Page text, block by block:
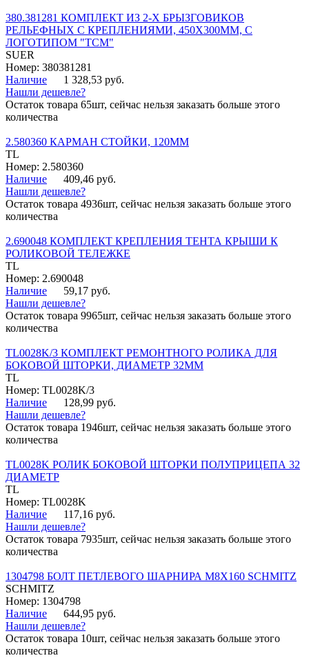
380.381281 КОМПЛЕКТ ИЗ 2-Х БРЫЗГОВИКОВ
РЕЛЬЕФНЫХ С КРЕПЛЕНИЯМИ, 450Х300ММ, С
ЛОГОТИПОМ "ТСМ"
SUER
Номер: 380381281
Наличие
1 328,53 руб.
Нашли дешевле?
Остаток товара 65шт, сейчас нельзя заказать больше этого
количества
2.580360 КАРМАН СТОЙКИ, 120ММ
TL
Номер: 2.580360
Наличие
409,46 руб.
Нашли дешевле?
Остаток товара 4936шт, сейчас нельзя заказать больше этого
количества
2.690048 КОМПЛЕКТ КРЕПЛЕНИЯ ТЕНТА КРЫШИ К
РОЛИКОВОЙ ТЕЛЕЖКЕ
TL
Номер: 2.690048
Наличие
59,17 руб.
Нашли дешевле?
Остаток товара 9965шт, сейчас нельзя заказать больше этого
количества
TL0028K/3 КОМПЛЕКТ РЕМОНТНОГО РОЛИКА ДЛЯ
БОКОВОЙ ШТОРКИ, ДИАМЕТР 32ММ
TL
Номер: TL0028K/3
Наличие
128,99 руб.
Нашли дешевле?
Остаток товара 1946шт, сейчас нельзя заказать больше этого
количества
TL0028K РОЛИК БОКОВОЙ ШТОРКИ ПОЛУПРИЦЕПА 32
ДИАМЕТР
TL
Номер: TL0028K
Наличие
117,16 руб.
Нашли дешевле?
Остаток товара 7935шт, сейчас нельзя заказать больше этого
количества
1304798 БОЛТ ПЕТЛЕВОГО ШАРНИРА М8Х160 SCHMITZ
SCHMITZ
Номер: 1304798
Наличие
644,95 руб.
Нашли дешевле?
Остаток товара 10шт, сейчас нельзя заказать больше этого
количества